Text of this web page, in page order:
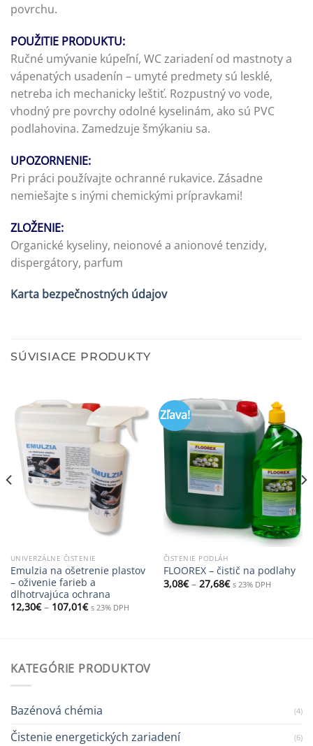
povrchu.
POUŽITIE PRODUKTU:
Ručné umývanie kúpeľní, WC zariadení od mastnoty a
vápenatých usadenín – umyté predmety sú lesklé,
netreba ich mechanicky leštiť. Rozpustný vo vode,
vhodný pre povrchy odolné kyselinám, ako sú PVC
podlahovina. Zamedzuje šmýkaniu sa.
UPOZORNENIE:
Pri práci používajte ochranné rukavice. Zásadne
nemiešajte s inými chemickými prípravkami!
ZLOŽENIE:
Organické kyseliny, neionové a anionové tenzidy,
dispergátory, parfum
Karta bezpečnostných údajov
SÚVISIACE PRODUKTY
UNIVERZÁLNE ČISTENIE
Emulzia na ošetrenie plastov
– oživenie farieb a
dlhotrvajúca ochrana
12,30€– 107,01€ s 23% DPH
Zľava!
ČISTENIE PODLÁH
FLOOREX – čistič na podlahy
3,08€– 27,68€ s 23% DPH
KATEGÓRIE PRODUKTOV
Bazénová chémia (4)
Čistenie energetických zariadení (6)